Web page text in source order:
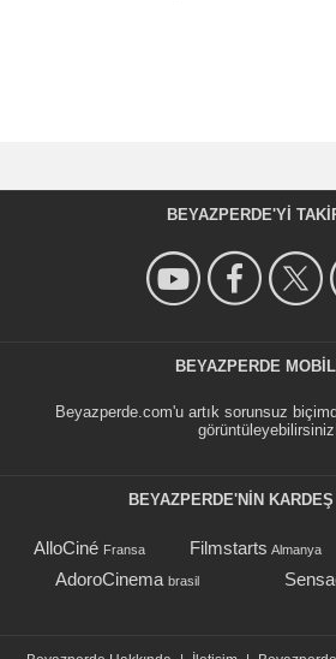
BEYAZPERDE'YI
BEYAZPERDE
Beyazperde.com'u artık sorunsuz
BEYAZPERDE'NIN
AlloCiné Fransa Filmstarts Almanya
AdoroCinema brasil